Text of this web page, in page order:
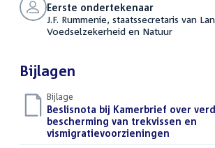
Eerste ondertekenaar
J.F. Rummenie, staatssecretaris van
Voedselzekerheid en Natuur
Bijlagen
Bijlage
Download
bestand:
Beslisnota bij Kamerbrief over
bescherming van trekvissen en
vismigratievoorzieningen